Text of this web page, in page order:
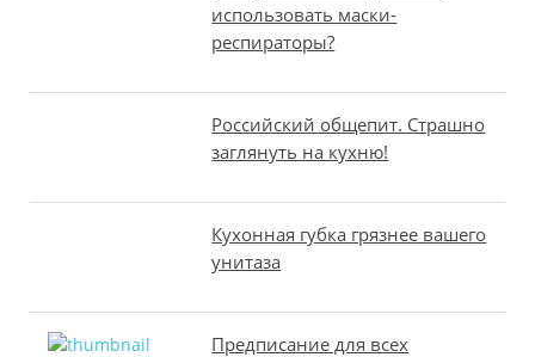
использовать маски-
респираторы?
Российский общепит. Страшно
заглянуть на кухню!
Кухонная губка грязнее вашего
унитаза
Предписание для всех